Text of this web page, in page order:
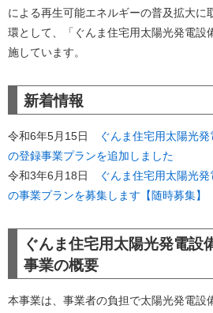
による再生可能エネルギーの普及拡大に
環として、「ぐんま住宅用太陽光発電設
施しています。
新着情報
​令和6年5月15日
ぐんま住宅用太陽光
の登録事業プランを追加しました
令和3年6月18日
ぐんま住宅用太陽光
の事業プランを募集します【随時募集】
ぐんま住宅用太陽光発電設
事業の概要
本事業は、事業者の負担で太陽光発電設